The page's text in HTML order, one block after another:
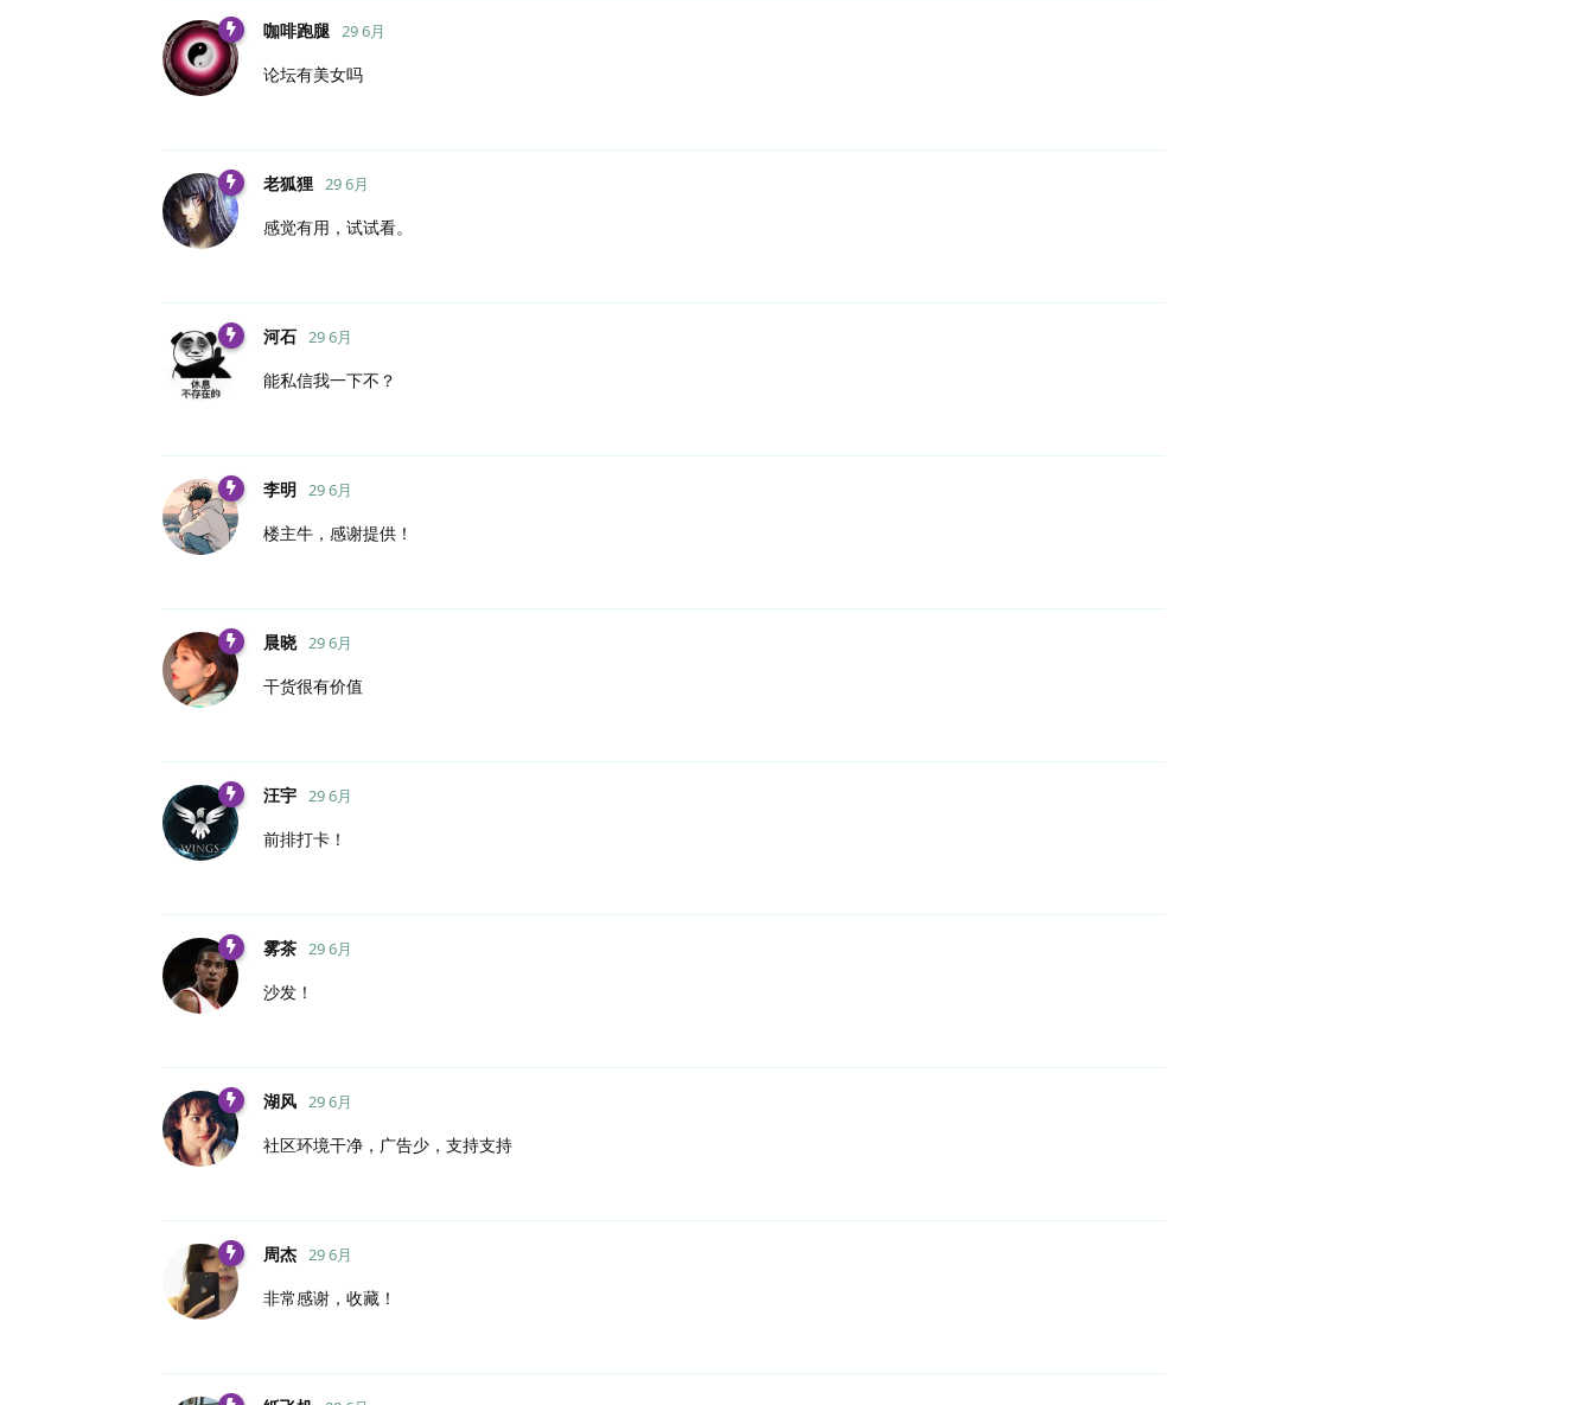
咖啡跑腿 29 6月
论坛有美女吗
老狐狸 29 6月
感觉有用，试试看。
河石 29 6月
能私信我一下不？
李明 29 6月
楼主牛，感谢提供！
晨晓 29 6月
干货很有价值
汪宇 29 6月
前排打卡！
雾茶 29 6月
沙发！
湖风 29 6月
社区环境干净，广告少，支持支持
周杰 29 6月
非常感谢，收藏！